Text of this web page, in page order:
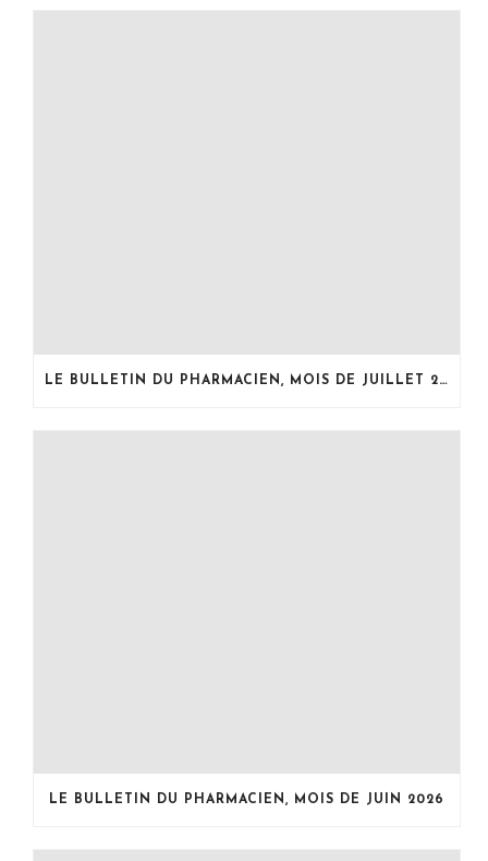
LE BULLETIN DU PHARMACIEN, MOIS DE JUILLET 2026
LE BULLETIN DU PHARMACIEN, MOIS DE JUIN 2026